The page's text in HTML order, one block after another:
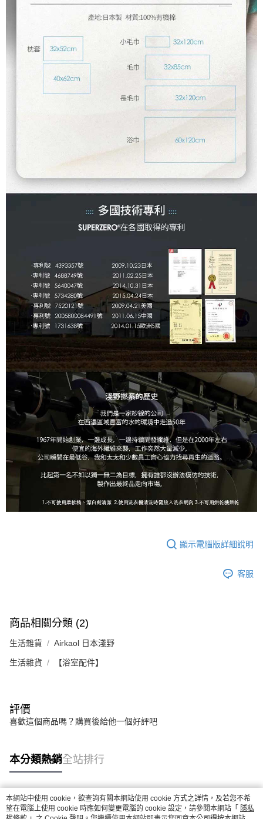
顯示電腦版詳細說明
客服
商品相關分類 (2)
生活雜貨 Airkaol 日本淺野
生活雜貨 【浴室配件】
評價
喜歡這個商品嗎？購買後給他一個好評吧
本分類熱銷全站排行
熱門標籤
本網站中使用 cookie，欲查詢有關本網站使用 cookie 方式之詳情，及若您不希
望在電腦上使用 cookie 時應如何變更電腦的 cookie 設定，請參閱本網站「 隱私